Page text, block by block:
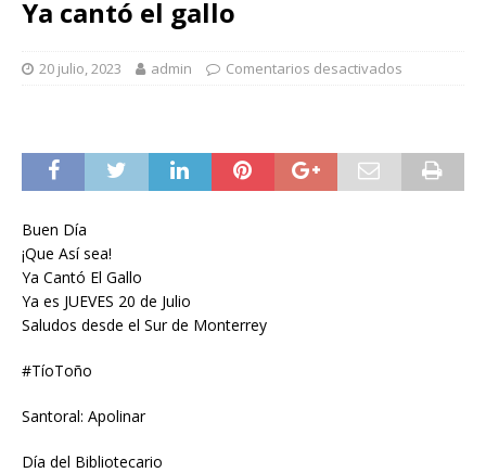
Ya cantó el gallo
20 julio, 2023 admin Comentarios desactivados
Buen Día
¡Que Así sea!
Ya Cantó El Gallo
Ya es JUEVES 20 de Julio
Saludos desde el Sur de Monterrey
#TíoToño
Santoral: Apolinar
Día del Bibliotecario